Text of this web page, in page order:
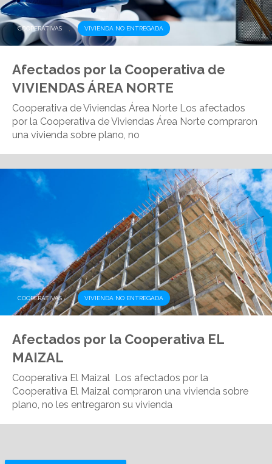
COOPERATIVAS , VIVIENDA NO ENTREGADA
Afectados por la Cooperativa de
VIVIENDAS ÁREA NORTE
Cooperativa de Viviendas Área Norte Los afectados
por la Cooperativa de Viviendas Área Norte compraron
una vivienda sobre plano, no
COOPERATIVAS , VIVIENDA NO ENTREGADA
Afectados por la Cooperativa EL
MAIZAL
Cooperativa El Maizal Los afectados por la
Cooperativa El Maizal compraron una vivienda sobre
plano, no les entregaron su vivienda